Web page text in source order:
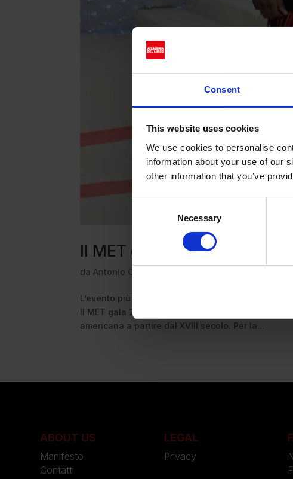
Consent
This website uses cookies
We use cookies to personalise
information about your use of our
other information that you’ve
Necessary
Il MET gala 2025 celebra
da Antonio Capozzoli
L’evento più atteso dell’anno dal fashion system
Il MET gala 2025 “Superfine: Tailoring Black
americana a partire dal XVIII secolo. Per la...
ABOUT US
Manifesto
Contatti
LEGAL
Privacy